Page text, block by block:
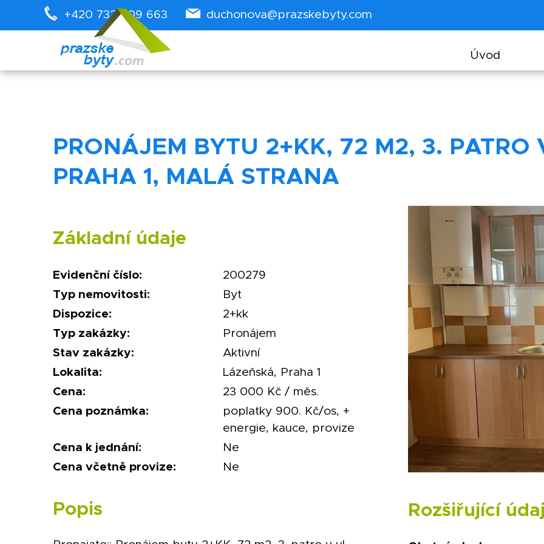
+420 732 909 663 duchonova@prazskebyty.com
Úvod
PRONÁJEM BYTU 2+KK, 72 M2, 3. PATRO
PRAHA 1, MALÁ STRANA
Základní údaje
Evidenční číslo:
200279
Typ nemovitosti:
Byt
Dispozice:
2+kk
Typ zakázky:
Pronájem
Stav zakázky:
Aktivní
Lokalita:
Lázeňská, Praha 1
Cena:
23 000 Kč / měs.
Cena poznámka:
poplatky 900. Kč/os, +
energie, kauce, provize
Cena k jednání:
Ne
Cena včetně provize:
Ne
Popis Rozšiřující